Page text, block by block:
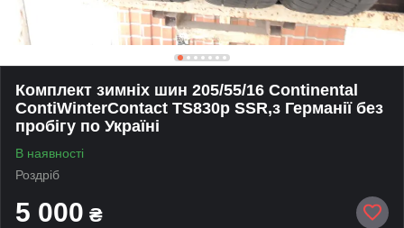
Комплект зимніх шин 205/55/16 Continental
ContiWinterContact TS830p SSR,з Германії без
пробігу по Україні
В наявності
Роздріб
5 000 ₴